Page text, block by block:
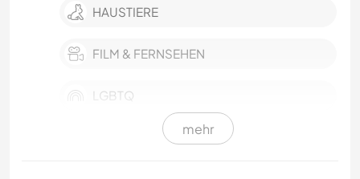
HAUSTIERE
FILM & FERNSEHEN
LGBTQ
FARMARBEIT
mehr